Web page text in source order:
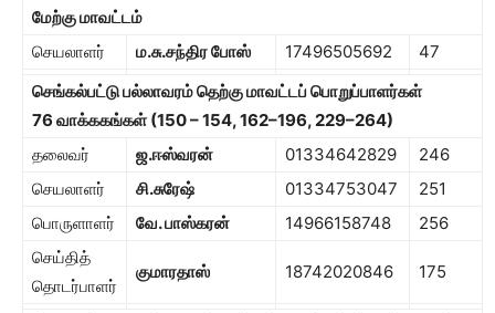
மேற்கு மாவட்டம்
செயலாளர்
ம.சு.சந்திர போஸ் 17496505692
47
செங்கல்பட்டு பல்லாவரம் தெற்கு மாவட்டப் பொறுப்பாளர்கள்
76 வாக்ககங்கள்(150–154, 162–196, 229–264)
தலைவர்
ஜ.ஈஸ்வரன் 01334642829
246
செயலாளர்
சி.சுரேஷ் 01334753047
251
பொருளாளர்
வே. பாஸ்கரன் 14966158748
256
செய்தித்
தொடர்பாளர்
குமாரதாஸ் 18742020846 175